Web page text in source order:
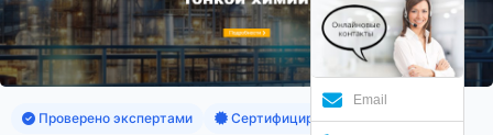
Проверено экспертами Сертифицированные продукты
Email